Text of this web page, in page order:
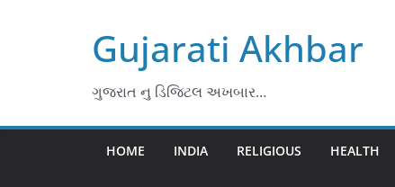
Gujarati Akhbar
ગુજરાત નુ ડિજિટલ અખબાર…
HOME INDIA RELIGIOUS HEALTH